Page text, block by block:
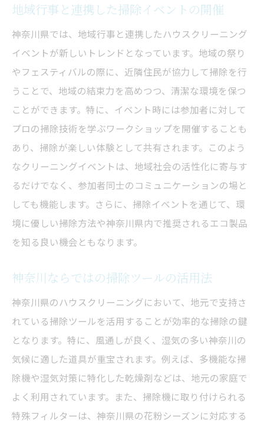
地域行事と連携した掃除イベントの開催
神奈川県では、地域行事と連携したハウスクリーニング
イベントが新しいトレンドとなっています。地域の祭り
やフェスティバルの際に、近隣住民が協力して掃除を行
うことで、地域の結束力を高めつつ、清潔な環境を保つ
ことができます。特に、イベント時には参加者に対して
プロの掃除技術を学ぶワークショップを開催することも
あり、掃除が楽しい体験として共有されます。このよう
なクリーニングイベントは、地域社会の活性化に寄与す
るだけでなく、参加者同士のコミュニケーションの場と
しても機能します。さらに、掃除イベントを通じて、環
境に優しい掃除方法や神奈川県内で推奨されるエコ製品
を知る良い機会ともなります。
神奈川ならではの掃除ツールの活用法
神奈川県のハウスクリーニングにおいて、地元で支持さ
れている掃除ツールを活用することが効率的な掃除の鍵
となります。特に、風通しが良く、湿気の多い神奈川の
気候に適した道具が重宝されます。例えば、多機能な掃
除機や湿気対策に特化した乾燥剤などは、地元の家庭で
よく利用されています。また、掃除機に取り付けられる
特殊フィルターは、神奈川県の花粉シーズンに対応する